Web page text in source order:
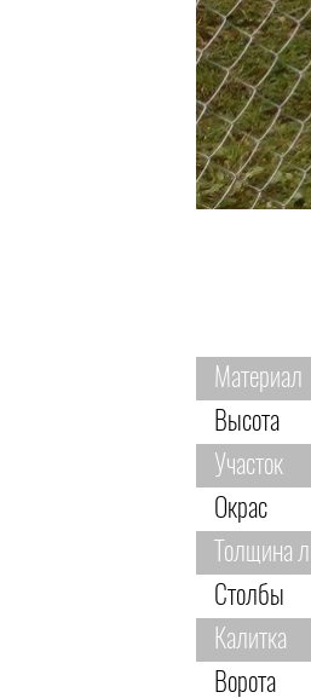
Материал
Высота
Участок
Окрас
Толщина
Столбы
Калитка
Ворота